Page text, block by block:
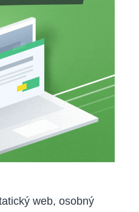
web, osobný